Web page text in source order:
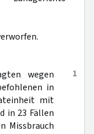
1
wegen
in
mit
in 23 Fällen
Missbrauch